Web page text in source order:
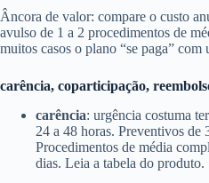
Âncora de valor: compare o custo
avulso de 1 a 2 procedimentos de
muitos casos o plano “se paga” com
carência, coparticipação,
carência: urgência costuma
24 a 48 horas. Preventivos de
Procedimentos de média
dias. Leia a tabela do produto.